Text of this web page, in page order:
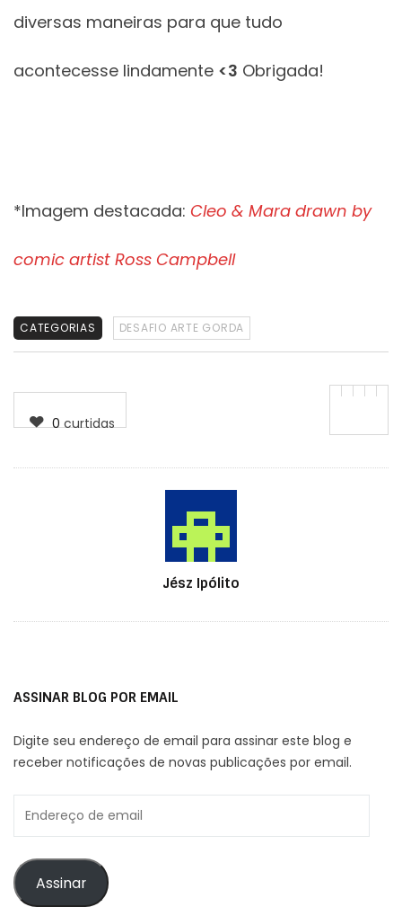
diversas maneiras para que tudo
acontecesse lindamente <3 Obrigada!
*Imagem destacada: Cleo & Mara drawn by
comic artist Ross Campbell
CATEGORIAS DESAFIO ARTE GORDA
0curtidas
Jész Ipólito
ASSINAR BLOG POR EMAIL
Digite seu endereço de email para assinar este blog e
receber notificações de novas publicações por email.
Assinar